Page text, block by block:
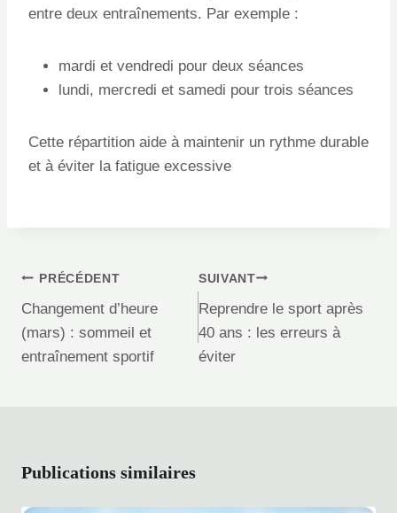
entre deux entraînements. Par exemple :
mardi et vendredi pour deux séances
lundi, mercredi et samedi pour trois séances
Cette répartition aide à maintenir un rythme durable
et à éviter la fatigue excessive
Navigation
l’article
PRÉCÉDENT
Changement d’heure
(mars) : sommeil et
entraînement sportif
SUIVANT
Reprendre le sport après
40 ans : les erreurs à
éviter
Publications similaires